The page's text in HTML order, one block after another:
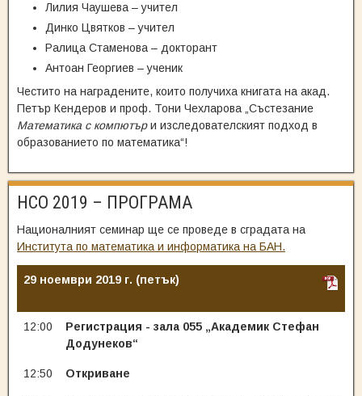
Лилия Чаушева – учител
Динко Цвятков – учител
Ралица Стаменова – докторант
Антоан Георгиев – ученик
Честито на наградените, които получиха книгата на акад.
Петър Кендеров и проф. Тони Чехларова „Състезание
Математика с компютъри изследователският подход в
образованието по математика“!
НСО 2019 – ПРОГРАМА
Националният семинар ще се проведе в сградата на
Института по математика и информатика на БАН.
29 ноември 2019 г. (петък)
12:00
Регистрация - зала 055 „Академик Стефан
Додунеков“
12:50 Откриване